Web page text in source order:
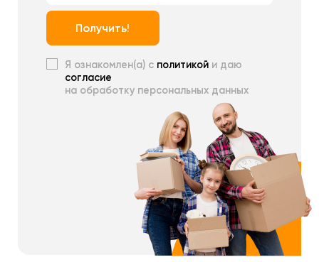
Получить!
Я ознакомлен(а) с политикойи даю
согласие
на обработку персональных данных